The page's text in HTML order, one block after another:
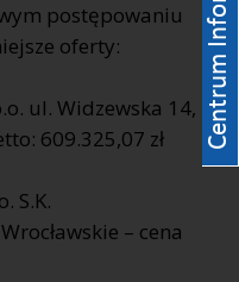
postępowaniu
oferty:
ul. Widzewska 14,
609.325,07 zł
S.K.
– cena